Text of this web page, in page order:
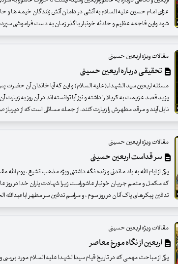
عزای امام حسین علیه السلام به آتشی در دامان آتش زنندگان خیمه ها و
شود واین فاجعه عظیم و حادثه خونبار با گذر زمان به دست فراموشی
مقالات ویژه اربعین حسینی
تحقیقی درباره اربعین حسینی
مسئله اربعین سید الشهداء(علیه السلام) و این که آیا خاندان آن حضرت پس
یزید قصد عزیمت به کربلا را داشته و نیز آیا توانسته اند در آن روز به
نایل آیند و مرقد مطهرش را زیارت کنند، از جمله مسائلی است که از
مقالات ویژه اربعین حسینی
سر قداست اربعین حسینی
یکی از ایام الله به یاد ماندنی و زنده نگه داشتنی ویژه مذهب تشیع ، یوم
که مکمل و متمم جریان خونبار عاشوراست زیرا شهادت یاران خدا در روز
تدفین پیکرهای پاک آنان در روز سوم ، و مراسم تدفین سر مطهر اباعبداللّه
مقالات ویژه اربعین حسینی
اربعین از نگاه مورخ معاصر
یکی از مباحث مهمی که در تاریخ قیام سیدا لشهدا علیه السلام مورد بررسی و